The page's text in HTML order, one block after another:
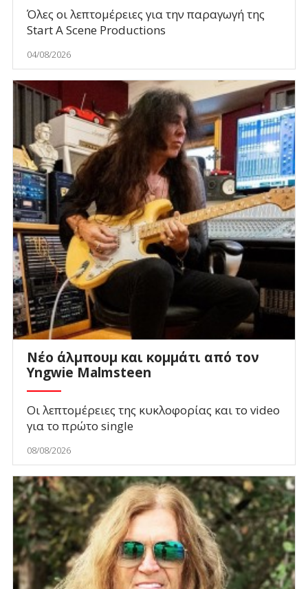
Όλες οι λεπτομέρειες για την παραγωγή της
Start A Scene Productions
04/08/2026
Νέο άλμπουμ και κομμάτι από τον
Yngwie Malmsteen
Οι λεπτομέρειες της κυκλοφορίας και το video
για το πρώτο single
08/08/2026